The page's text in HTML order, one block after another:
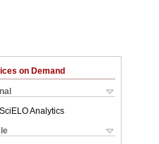
on Demand
SciELO Analytics